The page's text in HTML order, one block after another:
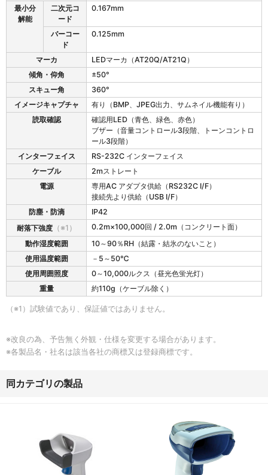
仕
様
最小分
解能
二次元コ
ード
0.167mm
バーコー
ド
0.125mm
マーカ
LEDマーカ（AT20Q/AT21Q）
傾角・仰角
±50°
スキュー角
360°
イメージキャプチャ
有り（BMP、JPEG出力、サムネイル機能有り）
読取確認
確認用LED（青色、緑色、赤色）
ブザー（音量コントロール3段階、トーンコントロ
ール3段階）
インターフェイス
RS-232C インターフェイス
ケーブル
2mストレート
電源
専用AC アダプタ供給（RS232C I/F）
接続先より供給（USB I/F）
防塵・防滴
IP42
耐落下強度（※1）
0.2m×100,000回 / 2.0m（コンクリート面）
動作湿度範囲
10～90％RH（結露・結氷のないこと）
使用温度範囲
－5～50℃
使用周囲照度
0～10,000ルクス（昼光色蛍光灯）
重量
約110g（ケーブル除く）
（※1）試験値であり、保証値ではありません。
※改良の為、予告無く外観・仕様を変更する場合があります。
※各製品名・社名は該当各社の商標又は登録商標です。
同カテゴリの製品